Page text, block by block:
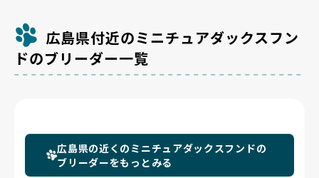
されています🌸
広島県付近のミニチュアダックスフン
ドのブリーダー一覧
広島県の近くのミニチュアダックスフンドの
ブリーダーをもっとみる